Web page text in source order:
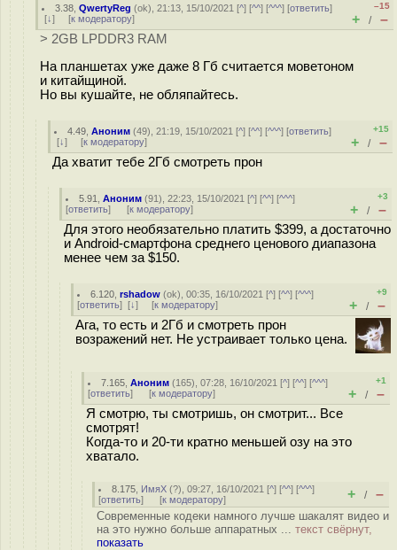
3.38 ,QwertyReg (ok), 21:13, 15/10/2021 [^] [^^] [^^^] [ответить]
[↓] [к модератору]
–15
+ / –
> 2GB LPDDR3 RAM
На планшетах уже даже 8 Гб считается моветоном
и китайщиной.
Но вы кушайте, не обляпайтесь.
4.49 ,Аноним (49), 21:19, 15/10/2021 [^] [^^] [^^^] [ответить]
[↓] [к модератору]
+15
+ / –
Да хватит тебе 2Гб смотреть прон
5.91 ,Аноним (91), 22:23, 15/10/2021 [^] [^^] [^^^]
[ответить] [к модератору]
+3
+ / –
Для этого необязательно платить $399, а достаточно
и Android-смартфона среднего ценового диапазона
менее чем за $150.
6.120 ,rshadow (ok), 00:35, 16/10/2021 [^] [^^] [^^^]
[ответить] [↓] [к модератору]
+9
+ / –
Ага, то есть и 2Гб и смотреть прон
возражений нет. Не устраивает только цена.
7.165 ,Аноним (165), 07:28, 16/10/2021 [^] [^^] [^^^]
[ответить] [к модератору]
+1
+ / –
Я смотрю, ты смотришь, он смотрит... Все
смотрят!
Когда-то и 20-ти кратно меньшей озу на это
хватало.
8.175 ИмяХ (?), 09:27, 16/10/2021 [^] [^^] [^^^]
[ответить] [к модератору] + / –
Современные кодеки намного лучше шакалят видео и
на это нужно больше аппаратных ... текст свёрнут,
показать